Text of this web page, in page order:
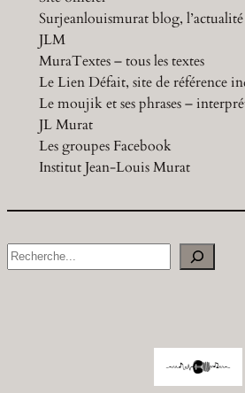
Surjeanlouismurat blog,
JLM
MuraTextes – tous les textes
Le Lien Défait, site de référence
Le moujik et ses phrases –
JL Murat
Les groupes Facebook
Institut Jean-Louis Murat
S